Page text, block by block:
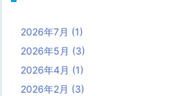
2026年7月 (1)
2026年5月 (3)
2026年4月 (1)
2026年2月 (3)